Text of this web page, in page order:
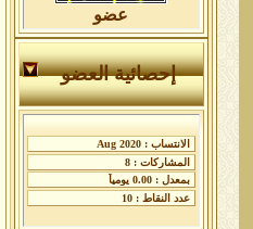
عضو
إحصائية العضو